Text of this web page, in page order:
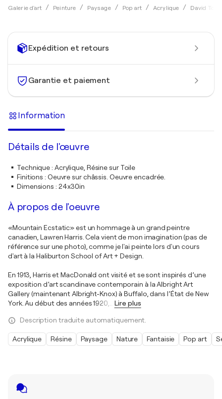
Galerie d'art Peinture Paysage Pop art Acrylique David
Expédition et retours
Garantie et paiement
Information
Détails de l'œuvre
Technique: Acrylique, Résine sur Toile
Finitions : Oeuvre sur châssis. Oeuvre encadrée.
Dimensions : 24x30in
À propos de l'oeuvre
«Mountain Ecstatic» est un hommage à un grand peintre
canadien, Lawren Harris. Cela vient de mon imagination (pas de
référence sur une photo), comme je l'ai peinte lors d'un cours
d'art à la Haliburton School of Art + Design.
En 1913, Harris et MacDonald ont visité et se sont inspirés d’une
exposition d’art scandinave contemporain à la Albright Art
Gallery (maintenant Albright-Knox) à Buffalo, dans l’État de New
York. Au début des années 1920,
Lire plus
Description traduite automatiquement.
Acrylique Résine Paysage Nature Fantaisie Pop art